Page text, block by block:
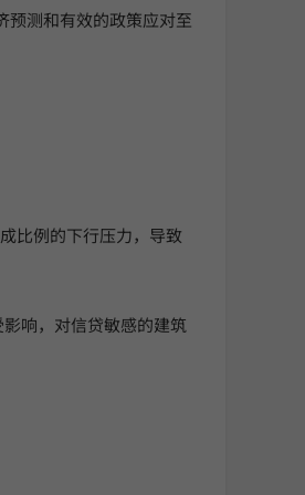
预测和有效的政策应对至
比例的下行压力，导致
响，对信贷敏感的建筑